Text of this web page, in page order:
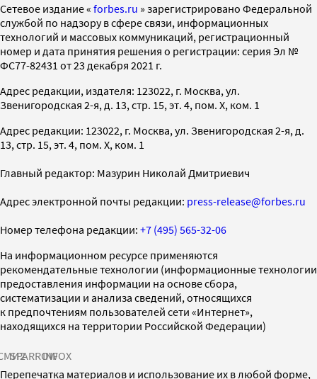
Cетевое издание « forbes.ru » зарегистрировано Федеральной
службой по надзору в сфере связи, информационных
технологий и массовых коммуникаций, регистрационный
номер и дата принятия решения о регистрации: серия Эл №
ФС77-82431 от 23 декабря 2021 г.
Адрес редакции, издателя: 123022, г. Москва, ул.
Звенигородская 2-я, д. 13, стр. 15, эт. 4, пом. X, ком. 1
Адрес редакции: 123022, г. Москва, ул. Звенигородская 2-я, д.
13, стр. 15, эт. 4, пом. X, ком. 1
Главный редактор: Мазурин Николай Дмитриевич
Адрес электронной почты редакции: press-release@forbes.ru
Номер телефона редакции: +7 (495) 565-32-06
На информационном ресурсе применяются
рекомендательные технологии (информационные технологии
предоставления информации на основе сбора,
систематизации и анализа сведений, относящихся
к предпочтениям пользователей сети «Интернет»,
находящихся на территории Российской Федерации)
SPARROWINFOX
Перепечатка материалов и использование их в любой форме,